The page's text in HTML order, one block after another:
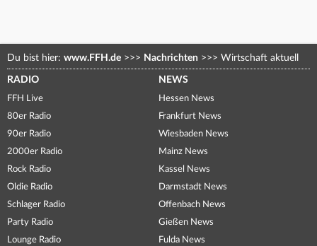
Du bist hier: www.FFH.de >>> Nachrichten >>> Wirtschaft aktuell
RADIO
FFH Live
80er Radio
90er Radio
2000er Radio
Rock Radio
Oldie Radio
Schlager Radio
Party Radio
Lounge Radio
NEWS
Hessen News
Frankfurt News
Wiesbaden News
Mainz News
Kassel News
Darmstadt News
Offenbach News
Gießen News
Fulda News